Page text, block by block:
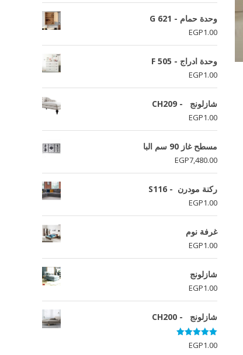
وحدة حمام - G 621
EGP1.00
وحدة ادراج - F 505
EGP1.00
شازلونج - CH209
EGP1.00
مسطح غاز 90 سم البا
EGP7,480.00
ركنة مودرن - S116
EGP1.00
غرفة نوم
EGP1.00
شازلونج
EGP1.00
شازلونج - CH200
تم التقييم
5.00
من 5
EGP1.00